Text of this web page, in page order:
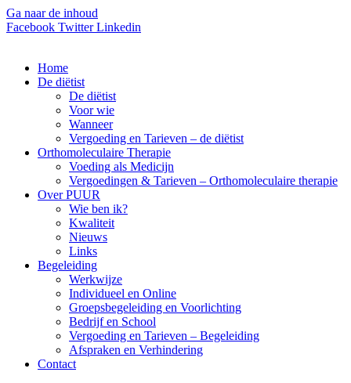
Ga naar de inhoud
Facebook Twitter Linkedin
Home
De diëtist
De diëtist
Voor wie
Wanneer
Vergoeding en Tarieven – de diëtist
Orthomoleculaire Therapie
Voeding als Medicijn
Vergoedingen & Tarieven – Orthomoleculaire therapie
Over PUUR
Wie ben ik?
Kwaliteit
Nieuws
Links
Begeleiding
Werkwijze
Individueel en Online
Groepsbegeleiding en Voorlichting
Bedrijf en School
Vergoeding en Tarieven – Begeleiding
Afspraken en Verhindering
Contact